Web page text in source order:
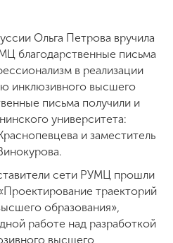
Ольга Петрова вручила
благодарственные письма
в реализации
инклюзивного высшего
письма получили и
университета:
и заместитель
сети РУМЦ прошли
траекторий
образования»,
работе над разработкой
высшего